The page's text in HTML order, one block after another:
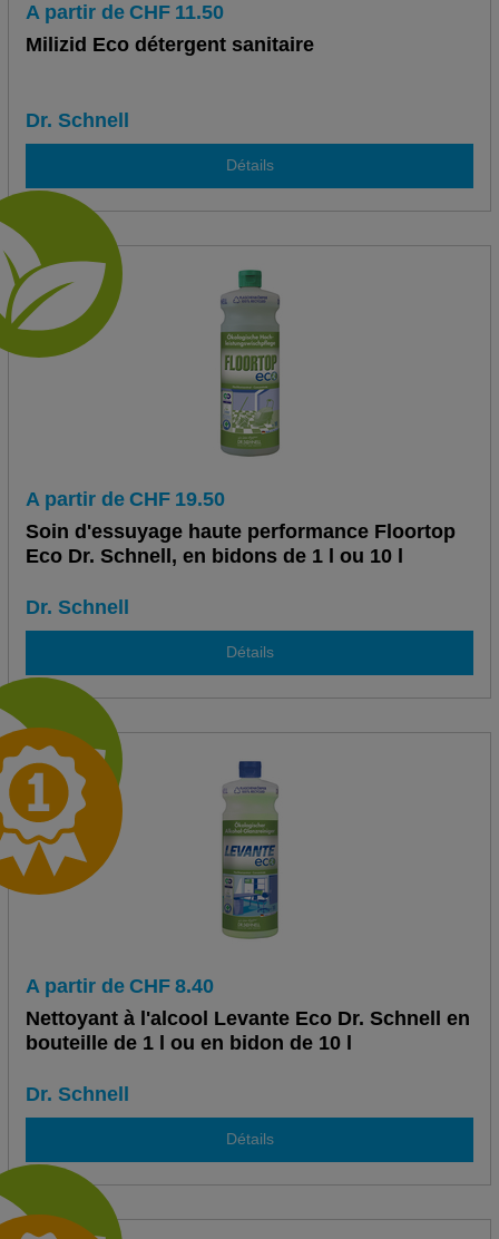
A partir de CHF 11.50
Milizid Eco détergent sanitaire
Dr. Schnell
Détails
A partir de CHF 19.50
Soin d'essuyage haute performance Floortop
Eco Dr. Schnell, en bidons de 1 l ou 10 l
Dr. Schnell
Détails
A partir de CHF 8.40
Nettoyant à l'alcool Levante Eco Dr. Schnell en
bouteille de 1 l ou en bidon de 10 l
Dr. Schnell
Détails